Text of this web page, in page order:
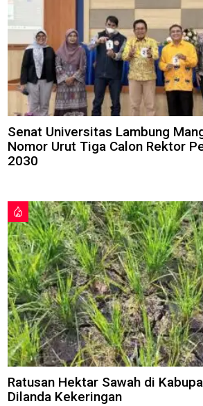
Senat Universitas Lambung
Nomor Urut Tiga Calon Rektor
2030
Ratusan Hektar Sawah di
Dilanda Kekeringan